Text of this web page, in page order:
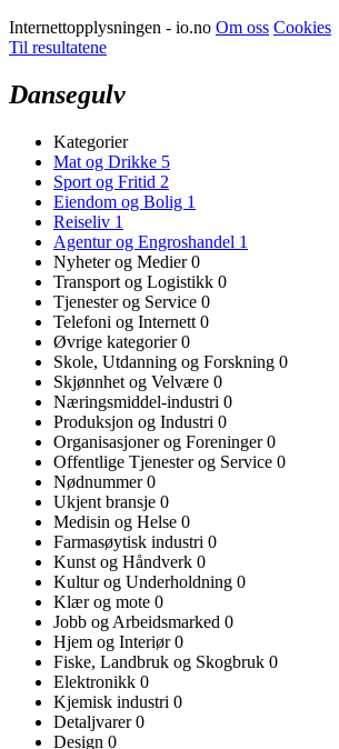
Internettopplysningen - io.no Om oss Cookies
Til resultatene
Dansegulv
Kategorier
Mat og Drikke 5
Sport og Fritid 2
Eiendom og Bolig 1
Reiseliv 1
Agentur og Engroshandel 1
Nyheter og Medier0
Transport og Logistikk 0
Tjenester og Service 0
Telefoni og Internett 0
Øvrige kategorier0
Skole, Utdanning og Forskning 0
Skjønnhet og Velvære 0
Næringsmiddel-industri 0
Produksjon og Industri 0
Organisasjoner og Foreninger0
Offentlige Tjenester og Service 0
Nødnummer0
Ukjent bransje 0
Medisin og Helse 0
Farmasøytisk industri 0
Kunst og Håndverk 0
Kultur og Underholdning 0
Klær og mote 0
Jobb og Arbeidsmarked 0
Hjem og Interiør0
Fiske, Landbruk og Skogbruk 0
Elektronikk 0
Kjemisk industri 0
Detaljvarer0
Design 0